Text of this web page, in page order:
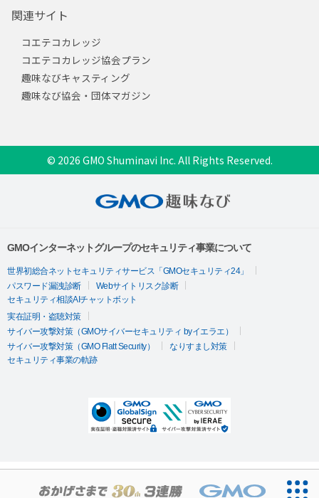
関連サイト
コエテコカレッジ
コエテコカレッジ協会プラン
趣味なびキャスティング
趣味なび協会・団体マガジン
© 2026 GMO Shuminavi Inc. All Rights Reserved.